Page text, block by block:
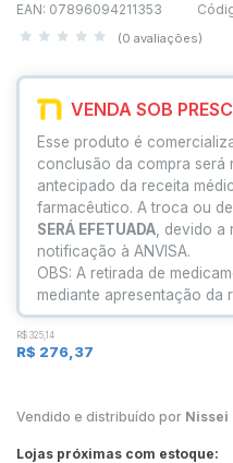
EAN: 07896094211353
(0 avaliações)
VENDA SOB
Esse produto é
conclusão da compra será
antecipado da receita
farmacêutico. A troca ou
SERÁ EFETUADA , devido
notificação à ANVISA.
OBS: A retirada de
mediante apresentação da
R$ 325,14
R$ 276,37
Vendido e distribuído por Nissei
Lojas próximas com estoque: